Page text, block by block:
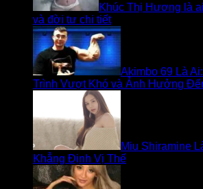
Khúc Thị Hương là
và đời tư chi tiết
Akimbo 69 Là
Trình Vượt Khó và Ảnh Hưởng
Miu Shiramine
Khẳng Định Vị Thế